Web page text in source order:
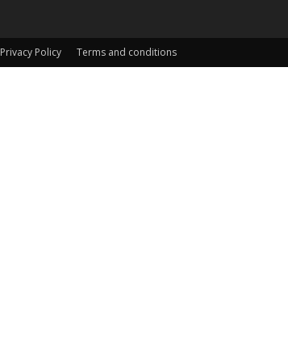
Privacy Policy Terms and conditions